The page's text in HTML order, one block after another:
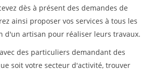
dès à présent des demandes de
ainsi proposer vos services à tous les
d'un artisan pour réaliser leurs travaux.
des particuliers demandant des
soit votre secteur d'activité, trouver